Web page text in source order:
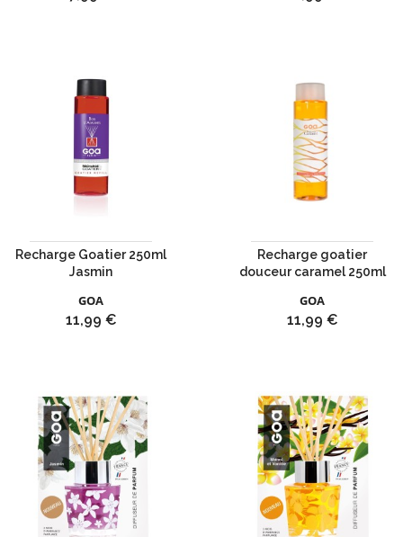
Recharge Goatier 250ml
Jasmin
GOA
Prix
11,99 €
Recharge goatier
douceur caramel 250ml
GOA
Prix
11,99 €